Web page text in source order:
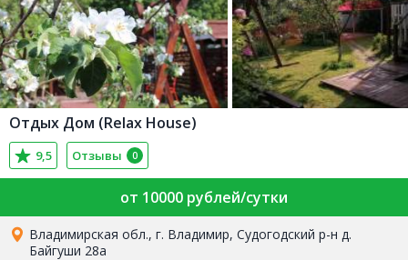
Отдых Дом (Relax House)
9,5 Отзывы 0
от 10000 рублей/сутки
Владимирская обл., г. Владимир, Судогодский р-н д.
Байгуши 28а